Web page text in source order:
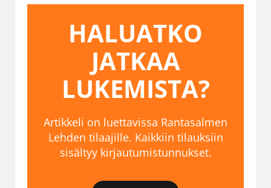
HALUATKO
JATKAA
LUKEMISTA?
Artikkeli on luettavissa Rantasalmen
Lehden tilaajille. Kaikkiin tilauksiin
sisältyy kirjautumistunnukset.